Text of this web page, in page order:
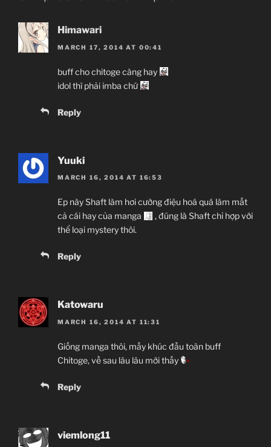
Shinbou Akiyuki
Comedy, Harem, Manga, Romance, Shounen
Harry Potter và… à nhầm, đại ca xã hội đen và cuộc
Himawari
MARCH 17, 2014 AT 00:41
buff cho chitoge càng hay
idol thì phải imba chứ
Reply
Yuuki
MARCH 16, 2014 AT 16:53
Ep này Shaft làm hơi cường điệu hoá quá làm mất
cả cái hay của manga
, đúng là Shaft chỉ hợp với
thể loại mystery thôi.
Reply
Katowaru
MARCH 16, 2014 AT 11:31
Giống manga thôi, mấy khúc đầu toàn buff
Chitoge, về sau lâu lâu mới thấy
Reply
viemlong11